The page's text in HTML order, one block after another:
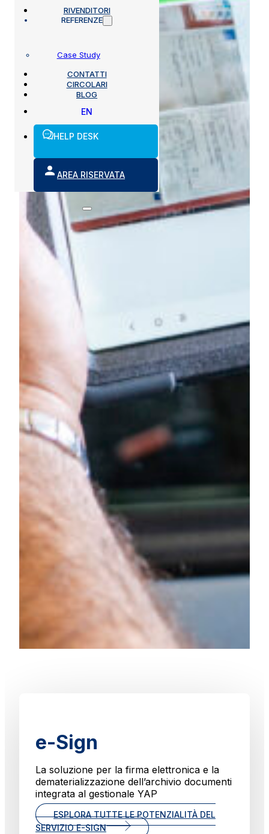
RIVENDITORI
REFERENZE
Case Study
CONTATTI
CIRCOLARI
BLOG
EN
HELP DESK
AREA RISERVATA
e-Sign
La soluzione per la firma elettronica e la
dematerializzazione dell’archivio documenti
integrata al gestionale YAP
ESPLORA TUTTE LE POTENZIALITÀ DEL
SERVIZIO E-SIGN